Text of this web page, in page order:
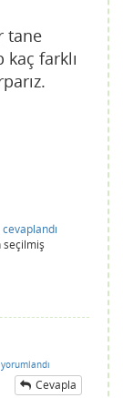
tane
farklı
cevaplandı
seçilmiş
yorumlandı
Cevapla